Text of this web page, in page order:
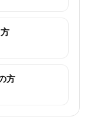
方